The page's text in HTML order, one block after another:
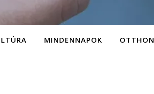
MINDENNAPOK OTTHON